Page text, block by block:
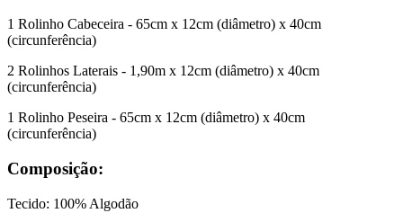
1 Rolinho Cabeceira - 65cm x 12cm (diâmetro) x 40cm
(circunferência)
2 Rolinhos Laterais - 1,90m x 12cm (diâmetro) x 40cm
(circunferência)
1 Rolinho Peseira - 65cm x 12cm (diâmetro) x 40cm
(circunferência)
Composição:
Tecido: 100% Algodão